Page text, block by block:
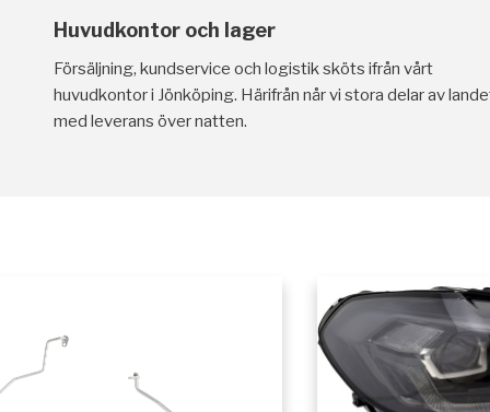
Huvudkontor och lager
Försäljning, kundservice och logistik sköts ifrån vårt
huvudkontor i Jönköping. Härifrån når vi stora delar av
med leverans över natten.